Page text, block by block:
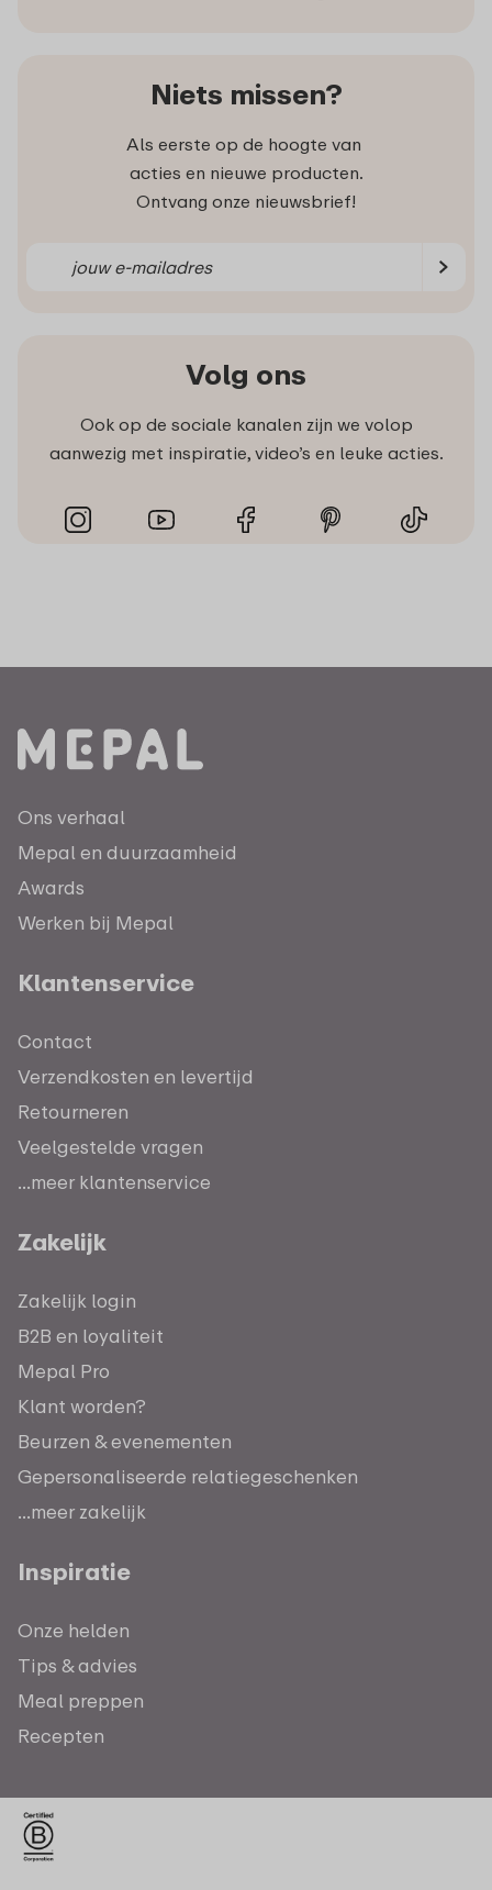
Niets missen?
Als eerste op de hoogte van
acties en nieuwe producten.
Ontvang onze nieuwsbrief!
Volg ons
Ook op de sociale kanalen zijn we volop
aanwezig met inspiratie, video’s en leuke acties.
Ons verhaal
Mepal en duurzaamheid
Awards
Werken bij Mepal
Klantenservice
Contact
Verzendkosten en levertijd
Retourneren
Veelgestelde vragen
...meer klantenservice
Zakelijk
Zakelijk login
B2B en loyaliteit
Mepal Pro
Klant worden?
Beurzen & evenementen
Gepersonaliseerde relatiegeschenken
...meer zakelijk
Inspiratie
Onze helden
Tips & advies
Meal preppen
Recepten